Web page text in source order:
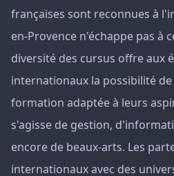
françaises sont reconnues à
en-Provence n'échappe pas à
diversité des cursus offre aux
internationaux la possibilité
formation adaptée à leurs
s'agisse de gestion,
encore de beaux-arts. Les
internationaux avec des